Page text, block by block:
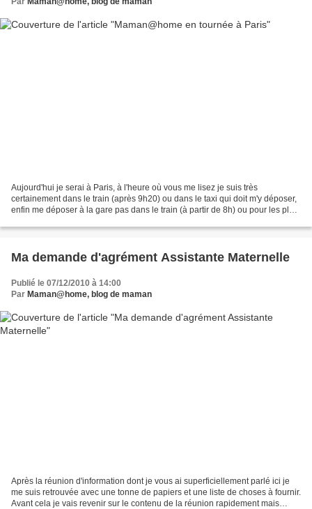
Aujourd'hui je serai à Paris, à l'heure où vous me lisez je suis très
certainement dans le train (après 9h20) ou dans le taxi qui doit m'y déposer,
enfin me déposer à la gare pas dans le train (à partir de 8h) ou pour les plus
Ma demande d'agrément Assistante Maternelle
Publié le 07/12/2010 à 14:00
Par Maman@home, blog de maman
Après la réunion d'information dont je vous ai superficiellement parlé ici je
me suis retrouvée avec une tonne de papiers et une liste de choses à fournir.
Avant cela je vais revenir sur le contenu de la réunion rapidement mais